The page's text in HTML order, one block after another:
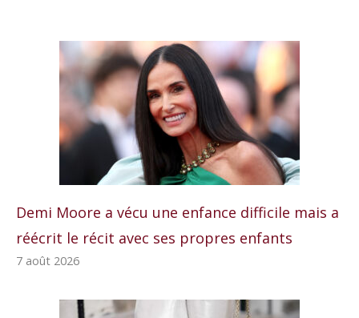
Demi Moore a vécu une enfance difficile mais a
réécrit le récit avec ses propres enfants
7 août 2026